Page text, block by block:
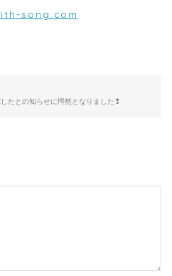
song.com
たとの知らせに愕然となりました❢